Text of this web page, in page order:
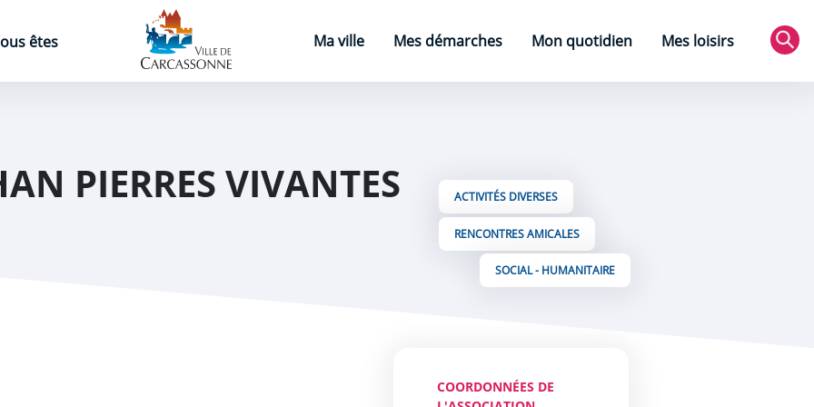
êtes
Page d'accueil
Ma ville
Mes démarches Mon quotidien
Mes loisirs
PIERRES VIVANTES ACTIVITÉS DIVERSES
RENCONTRES AMICALES
SOCIAL - HUMANITAIRE
COORDONNÉES DE